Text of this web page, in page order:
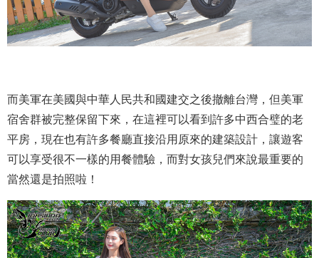
而美軍在美國與中華人民共和國建交之後撤離台灣，但美軍
宿舍群被完整保留下來，在這裡可以看到許多中西合璧的老
平房，現在也有許多餐廳直接沿用原來的建築設計，讓遊客
可以享受很不一樣的用餐體驗，而對女孩兒們來說最重要的
當然還是拍照啦！